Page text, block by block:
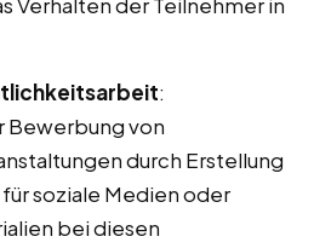
:
Bewerbung von
durch Erstellung
soziale Medien oder
bei diesen